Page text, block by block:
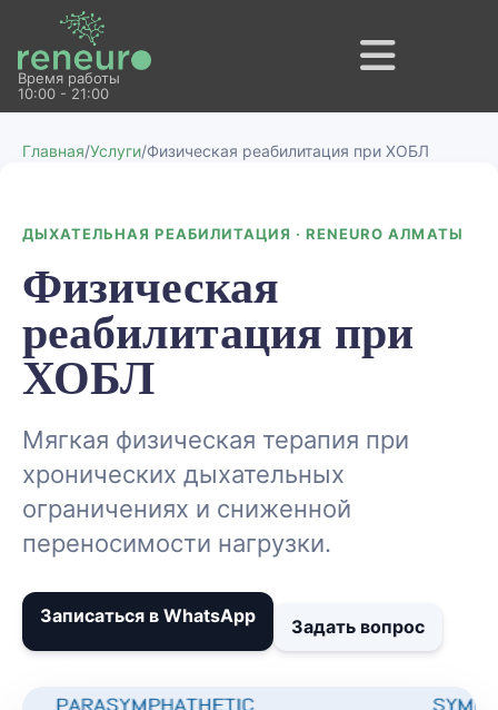
Время работы
10:00 - 21:00
Главная/Услуги/Физическая реабилитация при ХОБЛ
ДЫХАТЕЛЬНАЯ РЕАБИЛИТАЦИЯ · RENEURO АЛМАТЫ
Физическая
реабилитация при
ХОБЛ
Мягкая физическая терапия при
хронических дыхательных
ограничениях и сниженной
переносимости нагрузки.
Записаться в WhatsApp Задать вопрос